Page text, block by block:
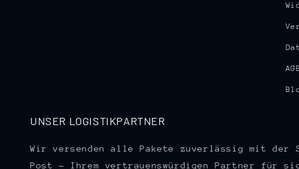
UNSER LOGISTIKPARTNER
Wir versenden alle Pakete zuverlässig mit der
Post – Ihrem vertrauenswürdigen Partner für